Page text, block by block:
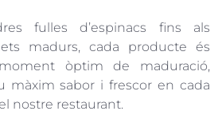
fulles d’espinacs fins als
madurs, cada producte és
òptim de maduració,
màxim sabor i frescor en cada
nostre restaurant.